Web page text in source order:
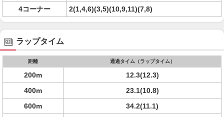
4コーナー
2(1,4,6)(3,5)(10,9,11)(7,8)
ラップタイム
距離 通過タイム（ラップタイム）
200m
12.3(12.3)
400m
23.1(10.8)
600m
34.2(11.1)